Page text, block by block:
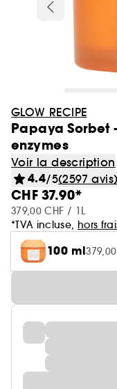
GLOW RECIPE
Papaya Sorbet
enzymes
Voir la description
4.4/5(2597 avis)
CHF 37.90*
379,00 CHF / 1L
*TVA incluse, hors
100 ml